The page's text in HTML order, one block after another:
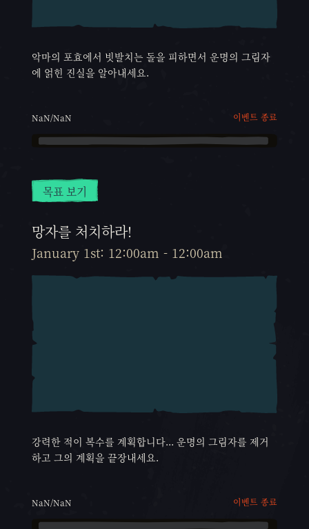
악마의 포효에서 빗발치는 돌을 피하면서 운명의 그림자
에 얽힌 진실을 알아내세요.
NaN/NaN 이벤트 종료
목표 보기
망자를 처치하라!
January 1st: 12:00am - 12:00am
강력한 적이 복수를 계획합니다... 운명의 그림자를 제거
하고 그의 계획을 끝장내세요.
NaN/NaN 이벤트 종료